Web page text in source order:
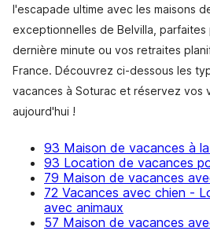
l'escapade ultime avec les maisons
exceptionnelles de Belvilla,
dernière minute ou vos retraites
France. Découvrez ci-dessous les
vacances à Soturac et réservez vos
aujourd'hui !
93 Maison de vacances à
93 Location de vacances
79 Maison de vacances
72 Vacances avec chien -
avec animaux
57 Maison de vacances